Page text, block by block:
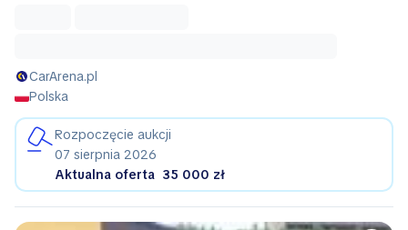
CarArena.pl
Polska
Rozpoczęcie aukcji
07 sierpnia 2026
Aktualna oferta 35 000 zł